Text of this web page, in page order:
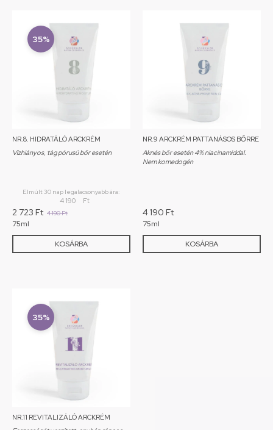
35%
NR.8. HIDRATÁLÓ ARCKRÉM
Vízhiányos, tág pórusú bőr esetén
KOSÁRBA
Elmúlt 30 nap legalacsonyabb ára:
4 190 Ft
4 190Ft
2 723 Ft
75ml
NR.9 ARCKRÉM PATTANÁSOS BŐRRE
Aknés bőr esetén 4% niacinamiddal.
Nem komedogén
KOSÁRBA
4 190 Ft
75ml
35%
NR.11 REVITALIZÁLÓ ARCKRÉM